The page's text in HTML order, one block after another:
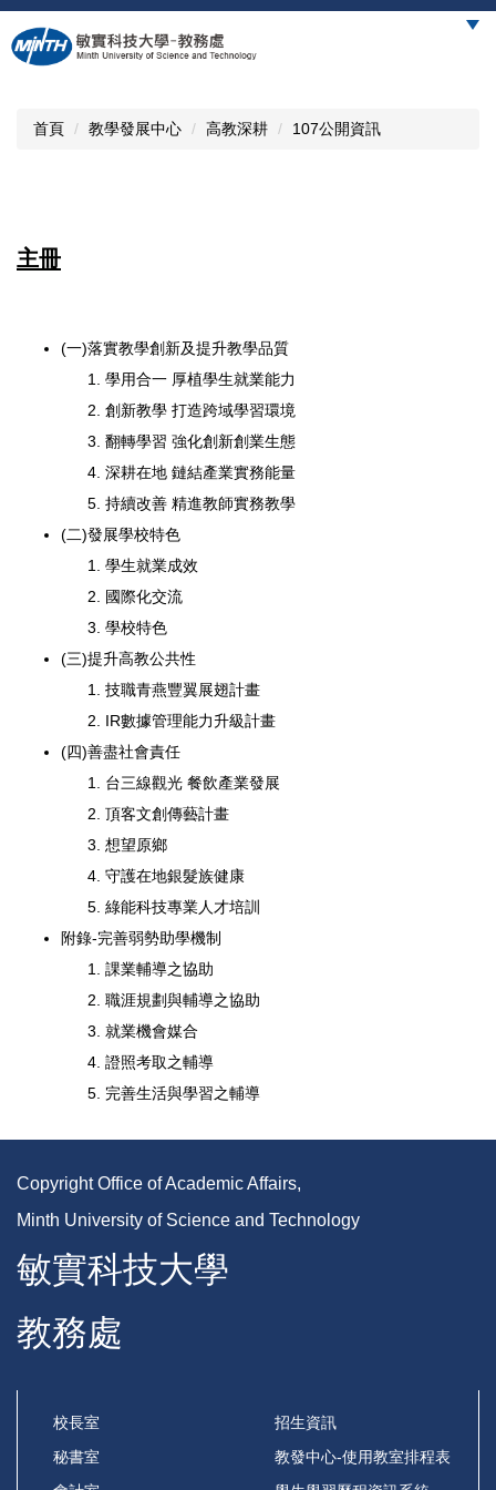
跳
到
主
首頁 教學發展中心 高教深耕 107公開資訊
主冊
(一)落實教學創新及提升教學品質
學用合一 厚植學生就業能力
創新教學 打造跨域學習環境
翻轉學習 強化創新創業生態
深耕在地 鏈結產業實務能量
持續改善 精進教師實務教學
(二)發展學校特色
學生就業成效
國際化交流
學校特色
(三)提升高教公共性
技職青燕豐翼展翅計畫
IR數據管理能力升級計畫
(四)善盡社會責任
台三線觀光 餐飲產業發展
頂客文創傳藝計畫
想望原鄉
守護在地銀髮族健康
綠能科技專業人才培訓
附錄-完善弱勢助學機制
課業輔導之協助
職涯規劃與輔導之協助
就業機會媒合
證照考取之輔導
完善生活與學習之輔導
Copyright Office of Academic Affairs,
Minth University of Science and Technology
敏實科技大學
教務處
校長室
秘書室
招生資訊
教發中心-使用教室排程表